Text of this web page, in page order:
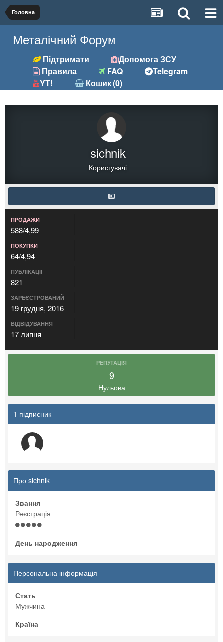
Головна
Металічний Форум
Підтримати
Допомога ЗСУ
Правила
FAQ
Telegram
YT!
Кошик (0)
sichnik
Користувачі
ПРОДАЖИ
588/4,99
ПОКУПКИ
64/4,94
ПУБЛІКАЦІЇ
821
ЗАРЕЄСТРОВАНИЙ
19 грудня, 2016
ВІДВІДУВАННЯ
17 липня
РЕПУТАЦІЯ
9
Нульова
1 підписник
Про sichnik
Звання
Реєстрація
День народження
Персональна інформація
Стать
Мужчина
Країна